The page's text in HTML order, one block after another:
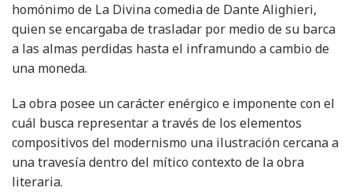
homónimo de La Divina comedia de Dante Alighieri,
quien se encargaba de trasladar por medio de su barca
a las almas perdidas hasta el inframundo a cambio de
una moneda.
La obra posee un carácter enérgico e imponente con el
cuál busca representar a través de los elementos
compositivos del modernismo una ilustración cercana a
una travesía dentro del mítico contexto de la obra
literaria.